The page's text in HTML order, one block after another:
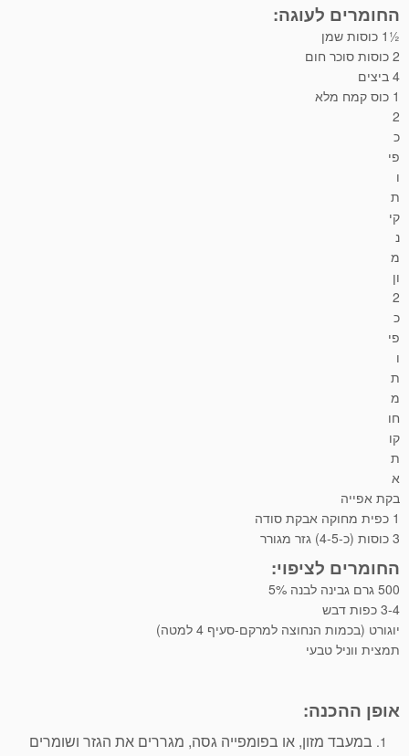
החומרים לעוגה:
½1 כוסות שמן
2 כוסות סוכר חום
4 ביצים
1 כוס קמח מלא
2
כ
פי
ו
ת
קי
נ
מ
ון
2
כ
פי
ו
ת
מ
חו
קו
ת
א
בקת אפייה
1 כפית מחוקה אבקת סודה
3 כוסות (כ-4-5) גזר מגורר
החומרים לציפוי:
500 גרם גבינה לבנה 5%
3-4 כפות דבש
יוגורט (בכמות הנחוצה למרקם-סעיף 4 למטה)
תמצית ווניל טבעי
אופן ההכנה:
במעבד מזון, או בפומפייה גסה, מגררים את הגזר ושומרים